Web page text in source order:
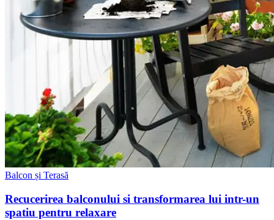
Balcon și Terasă
Recucerirea balconului si transformarea lui intr-un
spatiu pentru relaxare